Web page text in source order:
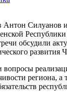
Силуанов и
обсудили
развития
вопросы
региона, а